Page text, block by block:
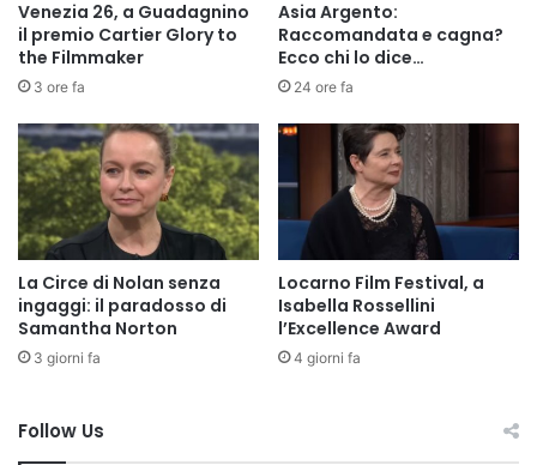
Venezia 26, a Guadagnino
il premio Cartier Glory to
the Filmmaker
3 ore fa
Asia Argento:
Raccomandata e cagna?
Ecco chi lo dice…
24 ore fa
La Circe di Nolan senza
ingaggi: il paradosso di
Samantha Norton
3 giorni fa
Locarno Film Festival, a
Isabella Rossellini
l’Excellence Award
4 giorni fa
Follow Us